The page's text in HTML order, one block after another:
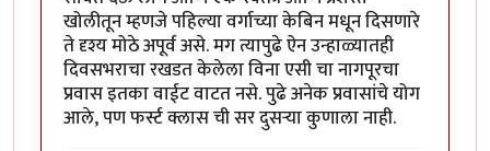
खोलीतून म्हणजे पहिल्या वर्गाच्या केबिन मधून दिसणारे
ते दृश्य मोठे अपूर्व असे. मग त्यापुढे ऐन उन्हाळ्यातही
दिवसभराचा रखडत केलेला विना एसी चा नागपूरचा
प्रवास इतका वाईट वाटत नसे. पुढे अनेक प्रवासांचे योग
आले, पण फर्स्ट क्लास ची सर दुसऱ्या कुणाला नाही.